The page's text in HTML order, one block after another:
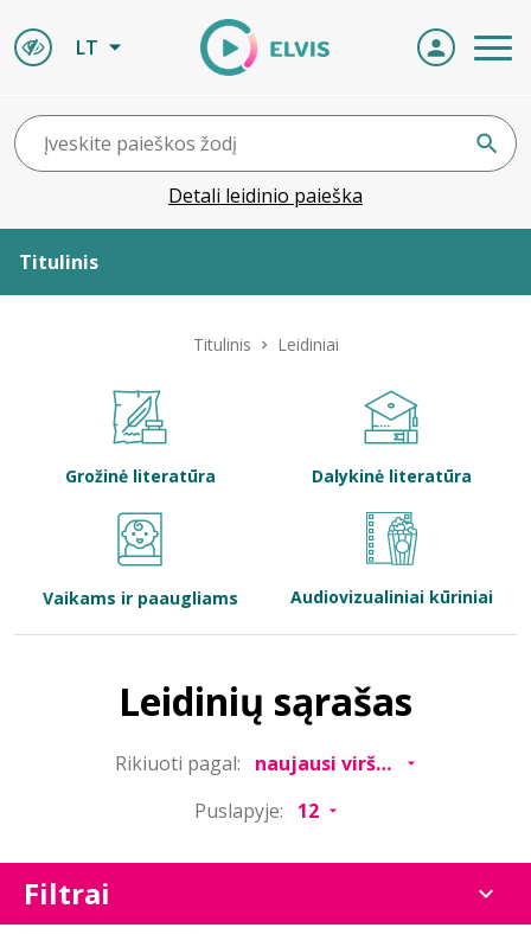
LT
Detali leidinio paieška
Titulinis
Bibliotekoms
Titulinis Leidiniai
Grožinė literatūra Dalykinė literatūra
Vaikams ir paaugliams Audiovizualiniai kūriniai
Leidinių sąrašas
Rikiuoti pagal:
Puslapyje:
Filtrai